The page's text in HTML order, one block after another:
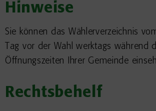
Hinweise
Sie können das Wählerverzeichnis
Tag vor der Wahl werktags während
Öffnungszeiten Ihrer Gemeinde
Rechtsbehelf